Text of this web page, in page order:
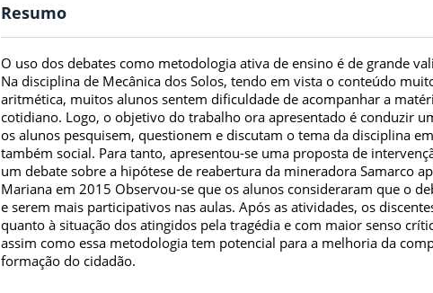
Resumo
O uso dos debates como metodologia ativa de ensino é de grande
Na disciplina de Mecânica dos Solos, tendo em vista o conteúdo
aritmética, muitos alunos sentem dificuldade de acompanhar a
cotidiano. Logo, o objetivo do trabalho ora apresentado é conduzir
os alunos pesquisem, questionem e discutam o tema da disciplina
também social. Para tanto, apresentou-se uma proposta de
um debate sobre a hipótese de reabertura da mineradora Samarco
Mariana em 2015 Observou-se que os alunos consideraram que o
e serem mais participativos nas aulas. Após as atividades, os
quanto à situação dos atingidos pela tragédia e com maior senso
assim como essa metodologia tem potencial para a melhoria da
formação do cidadão.